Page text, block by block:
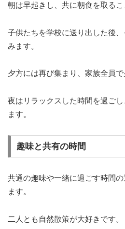
朝は早起きし、共に朝食を取るこ
子供たちを学校に送り出した後
みます。
夕方には再び集まり、家族全員で
夜はリラックスした時間を過ご
ます。
趣味と共有の時間
共通の趣味や一緒に過ごす時間
ます。
二人とも自然散策が大好きです。